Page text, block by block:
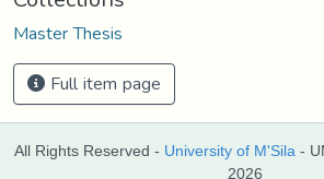
Master Thesis
Full item page
All Rights Reserved - University of M'Sila -
2026